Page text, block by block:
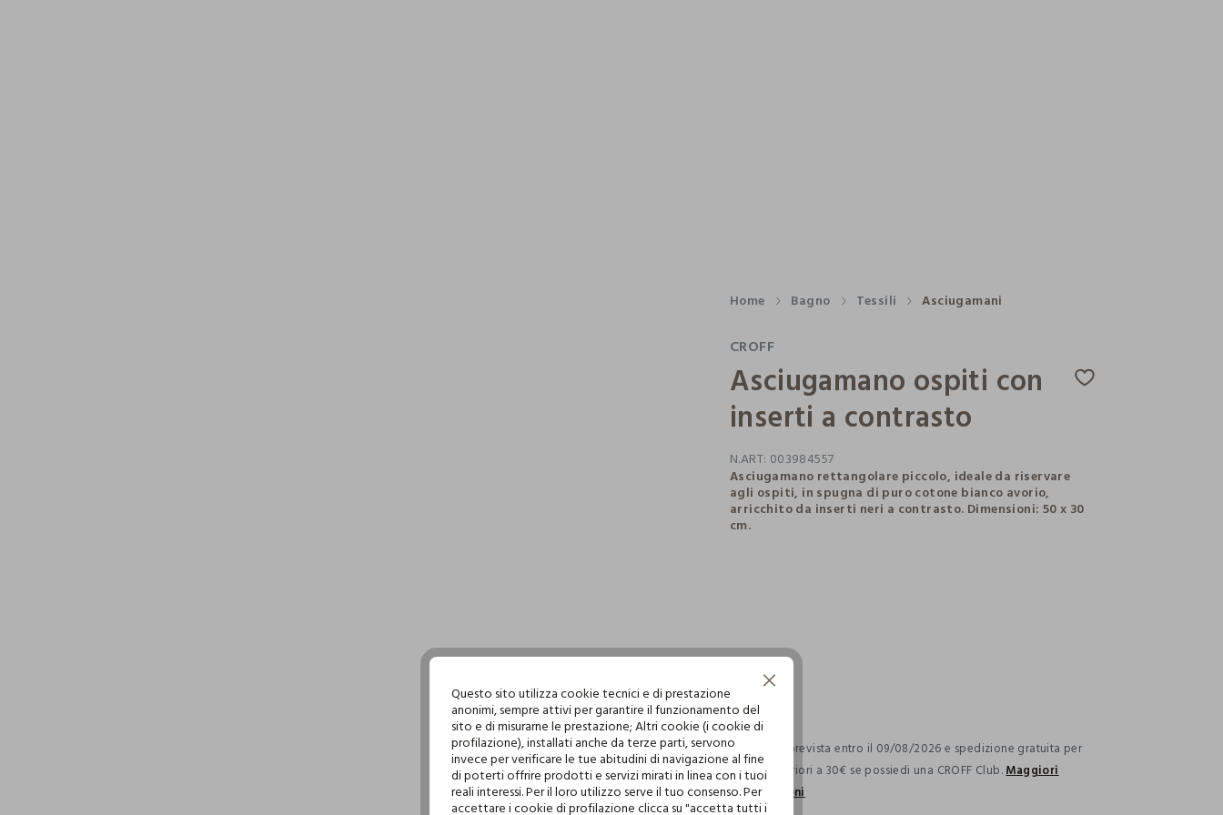
Home Bagno Tessili Asciugamani
CROFF
Asciugamano ospiti con
inserti a contrasto
N.ART: 003984557
Asciugamano rettangolare piccolo, ideale da riservare
agli ospiti, in spugna di puro cotone bianco avorio,
arricchito da inserti neri a contrasto. Dimensioni: 50 x 30
cm.
Consegna prevista entro il 09/08/2026 e spedizione gratuita per
ordini superiori a 30€ se possiedi una CROFF Club.Maggiori
informazioni
Questo sito utilizza cookie tecnici e di prestazione
anonimi, sempre attivi per garantire il funzionamento del
sito e di misurarne le prestazione; Altri cookie (i cookie di
profilazione), installati anche da terze parti, servono
invece per verificare le tue abitudini di navigazione al fine
di poterti offrire prodotti e servizi mirati in linea con i tuoi
reali interessi. Per il loro utilizzo serve il tuo consenso. Per
accettare i cookie di profilazione clicca su "accetta tutti i
Continua senza accettare